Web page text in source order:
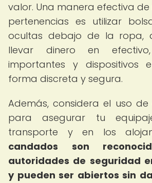
valor. Una manera efectiva
pertenencias es utilizar
ocultas debajo de la ropa,
llevar dinero en efectivo,
importantes y dispositivos
forma discreta y segura.
Además, considera el uso de
para asegurar tu
transporte y en los
candados son
autoridades de seguridad
y pueden ser abiertos sin